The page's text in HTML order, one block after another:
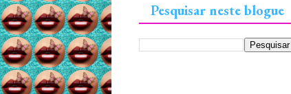
Pesquisar neste blogue